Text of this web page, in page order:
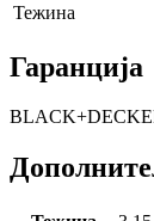
Тежина
Гаранција